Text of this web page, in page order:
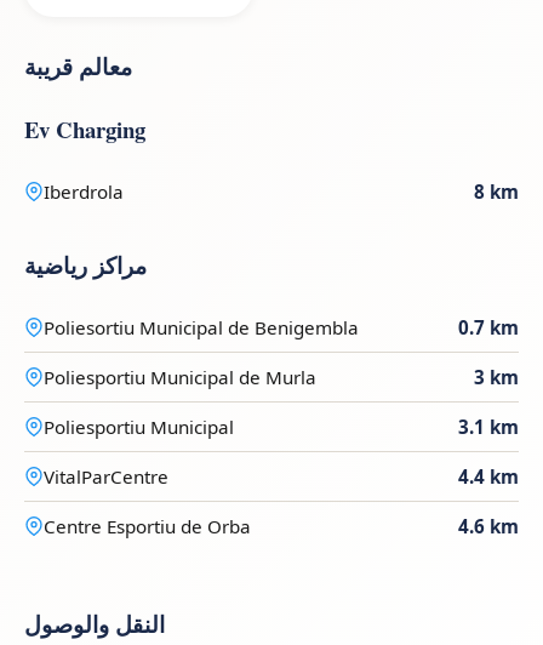
معالم قريبة
Ev Charging
Iberdrola 8 km
مراكز رياضية
Poliesortiu Municipal de Benigembla 0.7 km
Poliesportiu Municipal de Murla 3 km
Poliesportiu Municipal 3.1 km
VitalParCentre 4.4 km
Centre Esportiu de Orba 4.6 km
النقل والوصول